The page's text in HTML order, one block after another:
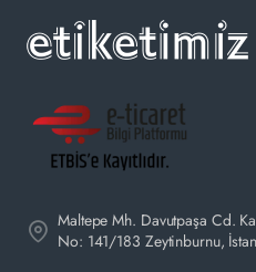
• Tak ve çalıştır kolaylığı için
• Seçenekler şunları içerir:
Bluetooth modülü, yuva
kiti, normal kesici
Maltepe Mh. Davutpaşa Cd.
No: 141/183 Zeytinburnu,